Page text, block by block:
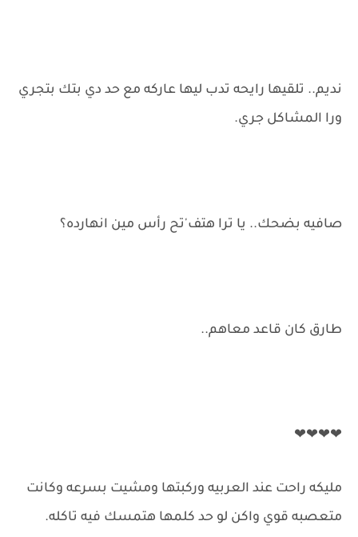
نديم.. تلقيها رايحه تدب ليها عاركه مع حد دي بتك بتجري
ورا المشاكل جري.
صافيه بضحك.. يا ترا هتف'تح رأس مين انهارده؟
طارق كان قاعد معاهم..
❤❤❤❤
مليكه راحت عند العربيه وركبتها ومشيت بسرعه وكانت
متعصبه قوي واكن لو حد كلمها هتمسك فيه تاكله.